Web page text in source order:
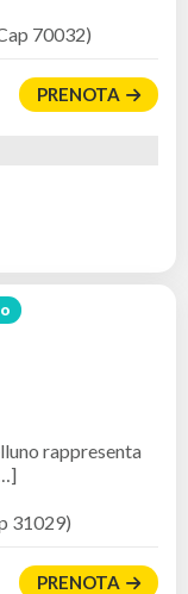
70032)
PRENOTA
rappresenta
31029)
PRENOTA